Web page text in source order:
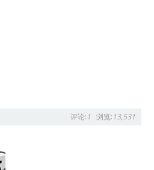
评论: 1 浏览: 13,531